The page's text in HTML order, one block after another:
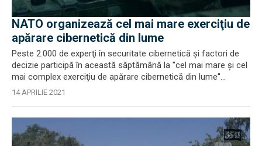
NATO organizează cel mai mare exerciţiu de
apărare cibernetică din lume
Peste 2.000 de experţi în securitate cibernetică şi factori de
decizie participă în această săptămână la ''cel mai mare şi cel
mai complex exerciţiu de apărare cibernetică din lume''...
14 APRILIE 2021